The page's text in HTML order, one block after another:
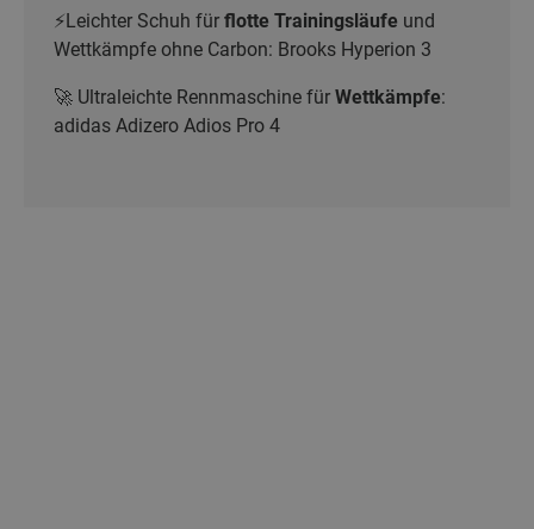
⚡Leichter Schuh für flotte Trainingsläufe und
Wettkämpfe ohne Carbon: Brooks Hyperion 3
🚀 Ultraleichte Rennmaschine für Wettkämpfe:
adidas Adizero Adios Pro 4